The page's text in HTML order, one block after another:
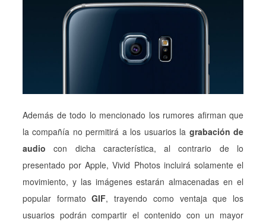
Además de todo lo mencionado los rumores afirman que
la compañía no permitirá a los usuarios la grabación de
audio con dicha característica, al contrario de lo
presentado por Apple, Vivid Photos incluirá solamente el
movimiento, y las imágenes estarán almacenadas en el
popular formatoGIF, trayendo como ventaja que los
usuarios podrán compartir el contenido con un mayor